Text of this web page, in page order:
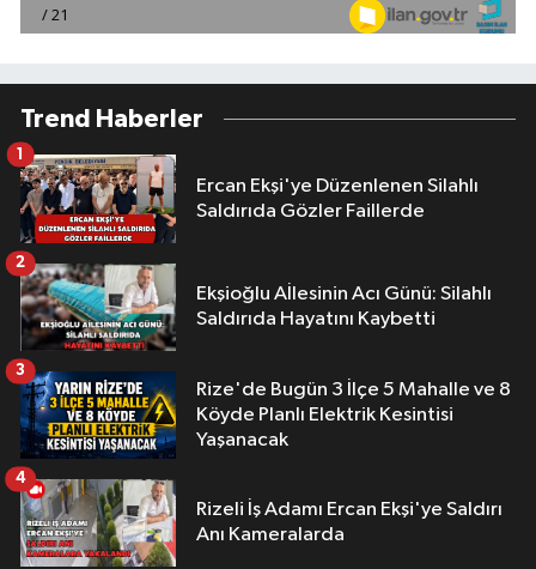
Trend Haberler
Ercan Ekşi'ye Düzenlenen Silahlı
Saldırıda Gözler Faillerde
1
Ekşioğlu Aİlesinin Acı Günü: Silahlı
Saldırıda Hayatını Kaybetti
2
Rize'de Bugün 3 İlçe 5 Mahalle ve 8
Köyde Planlı Elektrik Kesintisi
Yaşanacak
3
Rizeli İş Adamı Ercan Ekşi'ye Saldırı
Anı Kameralarda
4